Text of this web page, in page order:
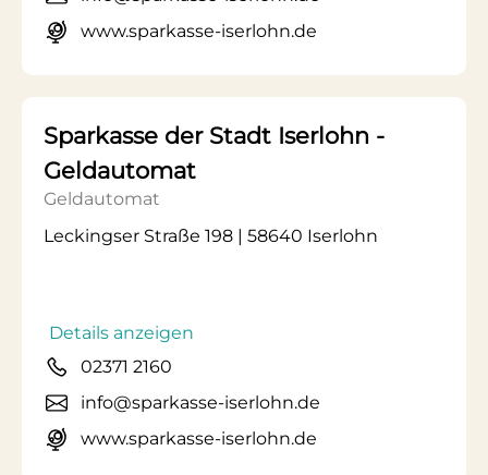
www.sparkasse-iserlohn.de
Sparkasse der Stadt Iserlohn -
Geldautomat
Geldautomat
Leckingser Straße 198 | 58640 Iserlohn
Details anzeigen
02371 2160
info@sparkasse-iserlohn.de
www.sparkasse-iserlohn.de